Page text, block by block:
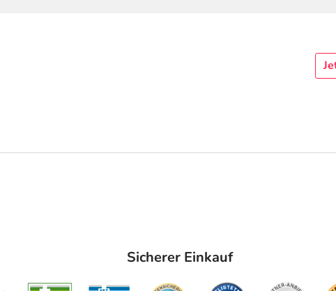
Sicherer Einkauf